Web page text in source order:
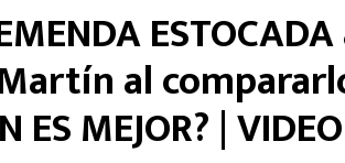
Giménez
Sergio Ramos
Giorgos
André Jardine
al
MEJOR? | VIDEO